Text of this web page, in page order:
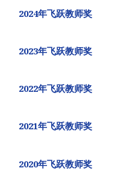
2024年飞跃教师奖
2023年飞跃教师奖
2022年飞跃教师奖
2021年飞跃教师奖
2020年飞跃教师奖